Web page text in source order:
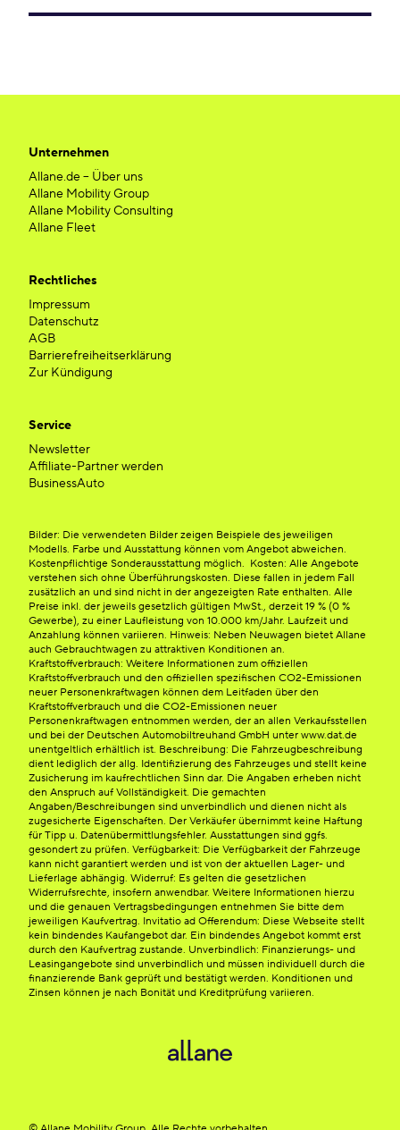
Unternehmen
Allane.de – Über uns
Allane Mobility Group
Allane Mobility Consulting
Allane Fleet
Rechtliches
Impressum
Datenschutz
AGB
Barrierefreiheitserklärung
Zur Kündigung
Service
Newsletter
Affiliate-Partner werden
BusinessAuto
Bilder: Die verwendeten Bilder zeigen Beispiele des jeweiligen
Modells. Farbe und Ausstattung können vom Angebot abweichen.
Kostenpflichtige Sonderausstattung möglich. Kosten: Alle Angebote
verstehen sich ohne Überführungskosten. Diese fallen in jedem Fall
zusätzlich an und sind nicht in der angezeigten Rate enthalten. Alle
Preise inkl. der jeweils gesetzlich gültigen MwSt., derzeit 19 % (0 %
Gewerbe), zu einer Laufleistung von 10.000 km/Jahr. Laufzeit und
Anzahlung können variieren. Hinweis: Neben Neuwagen bietet Allane
auch Gebrauchtwagen zu attraktiven Konditionen an.
Kraftstoffverbrauch: Weitere Informationen zum offiziellen
Kraftstoffverbrauch und den offiziellen spezifischen CO2-Emissionen
neuer Personenkraftwagen können dem Leitfaden über den
Kraftstoffverbrauch und die CO2-Emissionen neuer
Personenkraftwagen entnommen werden, der an allen Verkaufsstellen
und bei der Deutschen Automobiltreuhand GmbH unter www.dat.de
unentgeltlich erhältlich ist. Beschreibung: Die Fahrzeugbeschreibung
dient lediglich der allg. Identifizierung des Fahrzeuges und stellt keine
Zusicherung im kaufrechtlichen Sinn dar. Die Angaben erheben nicht
den Anspruch auf Vollständigkeit. Die gemachten
Angaben/Beschreibungen sind unverbindlich und dienen nicht als
zugesicherte Eigenschaften. Der Verkäufer übernimmt keine Haftung
für Tipp u. Datenübermittlungsfehler. Ausstattungen sind ggfs.
gesondert zu prüfen. Verfügbarkeit: Die Verfügbarkeit der Fahrzeuge
kann nicht garantiert werden und ist von der aktuellen Lager- und
Lieferlage abhängig. Widerruf: Es gelten die gesetzlichen
Widerrufsrechte, insofern anwendbar. Weitere Informationen hierzu
und die genauen Vertragsbedingungen entnehmen Sie bitte dem
jeweiligen Kaufvertrag. Invitatio ad Offerendum: Diese Webseite stellt
kein bindendes Kaufangebot dar. Ein bindendes Angebot kommt erst
durch den Kaufvertrag zustande. Unverbindlich: Finanzierungs- und
Leasingangebote sind unverbindlich und müssen individuell durch die
finanzierende Bank geprüft und bestätigt werden. Konditionen und
Zinsen können je nach Bonität und Kreditprüfung variieren.